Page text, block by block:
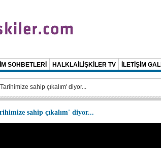
SOHBETLERİ HALKLAİLİŞKİLER TV İLETİŞİM
sahip çıkalım' diyor...
sahip çıkalım' diyor...